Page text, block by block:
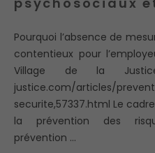
psychosociaux
Pourquoi l’absence de
contentieux pour
Village de la
justice.com/articles/
securite,57337.html Le
la prévention des
prévention ...